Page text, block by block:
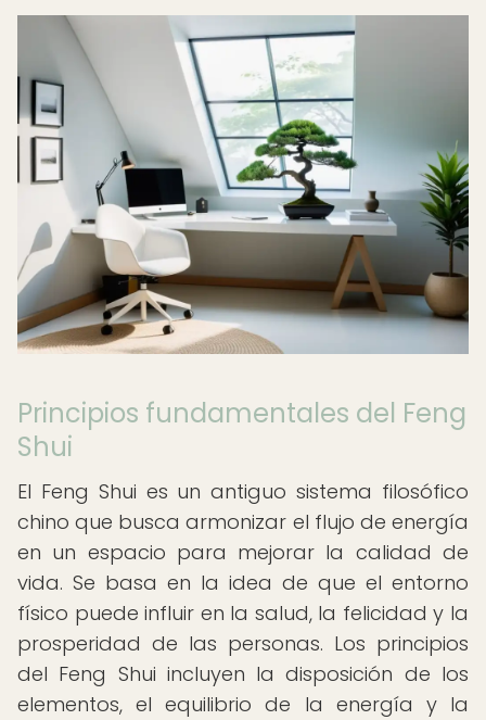
Principios fundamentales del Feng
Shui
El Feng Shui es un antiguo sistema filosófico
chino que busca armonizar el flujo de energía
en un espacio para mejorar la calidad de
vida. Se basa en la idea de que el entorno
físico puede influir en la salud, la felicidad y la
prosperidad de las personas. Los principios
del Feng Shui incluyen la disposición de los
elementos, el equilibrio de la energía y la